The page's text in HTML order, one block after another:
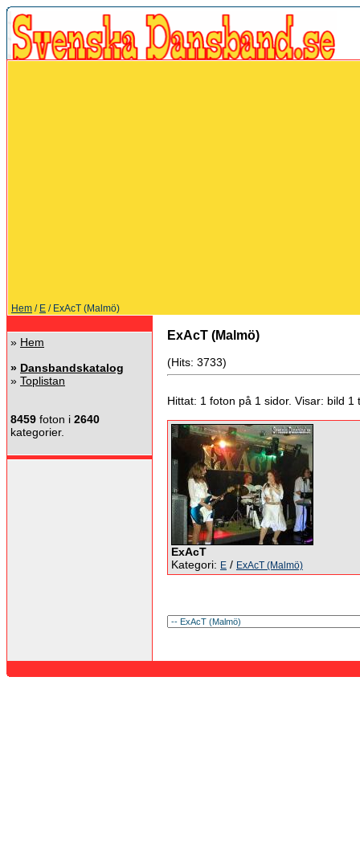
Hem / E / ExAcT (Malmö)
» Hem
» Dansbandskatalog
» Toplistan
8459 foton i 2640
kategorier.
ExAcT (Malmö)
(Hits: 3733)
Hittat: 1 foton på 1 sidor. Visar: bild 1
ExAcT
Kategori: E / ExAcT (Malmö)